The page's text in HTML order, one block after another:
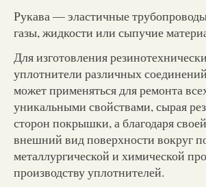
Рукава — эластичные
газы, жидкости или сыпучие
Для изготовления
уплотнители различных
может применяться для ремонта
уникальными свойствами, сырая
сторон покрышки, а благодаря
внешний вид поверхности вокруг
металлургической и химической
производству уплотнителей.